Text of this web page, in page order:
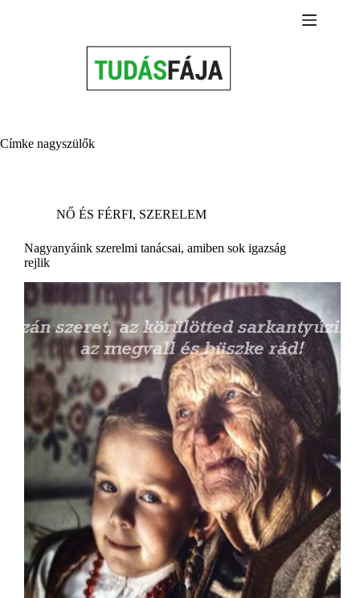
Címke nagyszülők
NŐ ÉS FÉRFI, SZERELEM
Nagyanyáink szerelmi tanácsai, amiben sok igazság
rejlik